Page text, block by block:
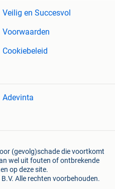
Veilig en Succesvol
Voorwaarden
Cookiebeleid
Adevinta
(gevolg)schade die voortkomt
wel uit fouten of ontbrekende
op deze site.
Alle rechten voorbehouden.